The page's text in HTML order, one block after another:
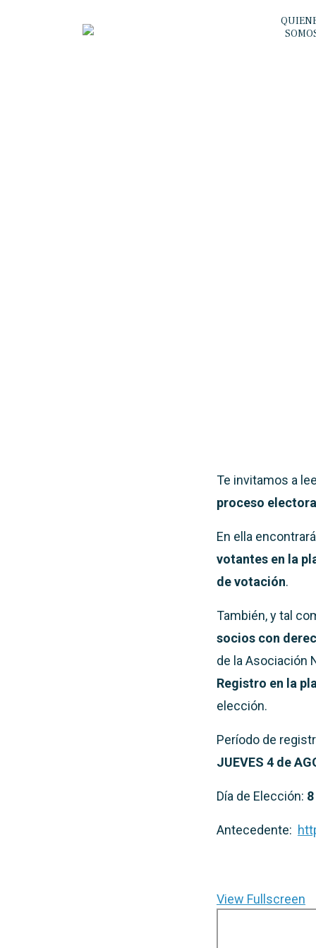
Te invitamos a
proceso
En ella
votantes en la
de votación.
También, y tal
socios con
de la Asociación
Registro en la
elección.
Período de
JUEVES 4 de
Día de Elección:
Antecedente:
View Fullscreen